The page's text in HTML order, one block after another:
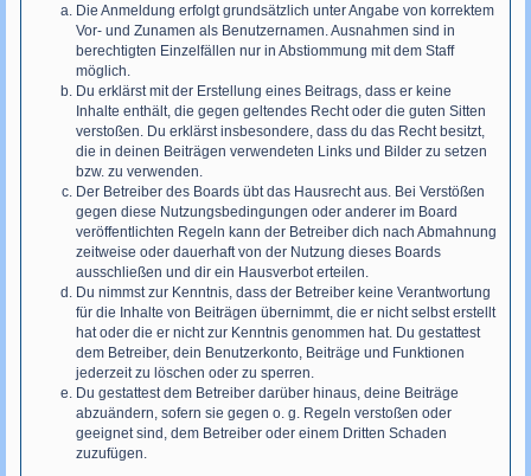
Die Anmeldung erfolgt grundsätzlich unter Angabe von korrektem
Vor- und Zunamen als Benutzernamen. Ausnahmen sind in
berechtigten Einzelfällen nur in Abstiommung mit dem Staff
möglich.
Du erklärst mit der Erstellung eines Beitrags, dass er keine
Inhalte enthält, die gegen geltendes Recht oder die guten Sitten
verstoßen. Du erklärst insbesondere, dass du das Recht besitzt,
die in deinen Beiträgen verwendeten Links und Bilder zu setzen
bzw. zu verwenden.
Der Betreiber des Boards übt das Hausrecht aus. Bei Verstößen
gegen diese Nutzungsbedingungen oder anderer im Board
veröffentlichten Regeln kann der Betreiber dich nach Abmahnung
zeitweise oder dauerhaft von der Nutzung dieses Boards
ausschließen und dir ein Hausverbot erteilen.
Du nimmst zur Kenntnis, dass der Betreiber keine Verantwortung
für die Inhalte von Beiträgen übernimmt, die er nicht selbst erstellt
hat oder die er nicht zur Kenntnis genommen hat. Du gestattest
dem Betreiber, dein Benutzerkonto, Beiträge und Funktionen
jederzeit zu löschen oder zu sperren.
Du gestattest dem Betreiber darüber hinaus, deine Beiträge
abzuändern, sofern sie gegen o. g. Regeln verstoßen oder
geeignet sind, dem Betreiber oder einem Dritten Schaden
zuzufügen.